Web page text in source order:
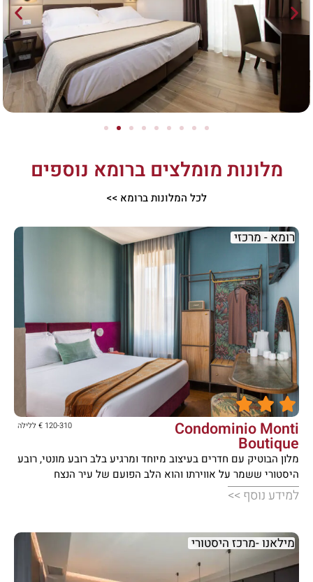
מלונות מומלצים ברומא נוספים
לכל המלונות ברומא >>





Condominio Monti
Boutique
120-310 € ללילה
מלון הבוטיק עם חדרים בעיצוב מיוחד ומרגיע בלב רובע מונטי, רובע
היסטורי ששמר על אווירתו והוא הלב הפועם של עיר הנצח
למידע נוסף >>
רומא - מרכזי
מילאנו -מרכז היסטורי